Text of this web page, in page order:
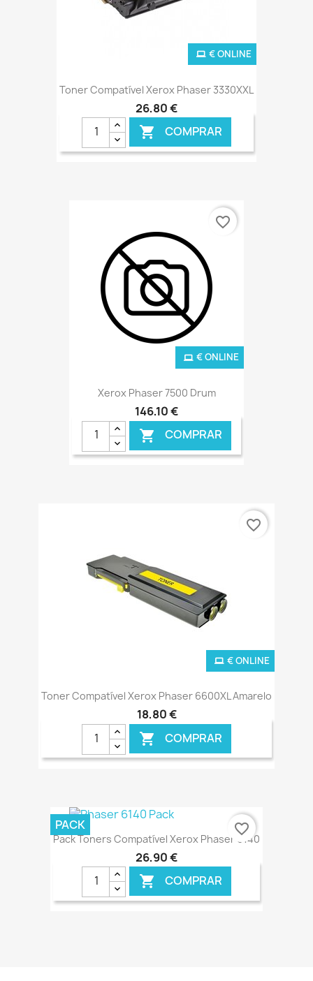
Toner Compatível Xerox Phaser 3330XXL
26,80 €
 COMPRAR
€ ONLINE
Xerox Phaser 7500 Drum
146,10 €
 COMPRAR
€ ONLINE
favorite_border
Toner Compatível Xerox Phaser 6600XL Amarelo
18,80 €
 COMPRAR
€ ONLINE
favorite_border
Pack Toners Compatível Xerox Phaser 6140
26,90 €
 COMPRAR
PACK favorite_border